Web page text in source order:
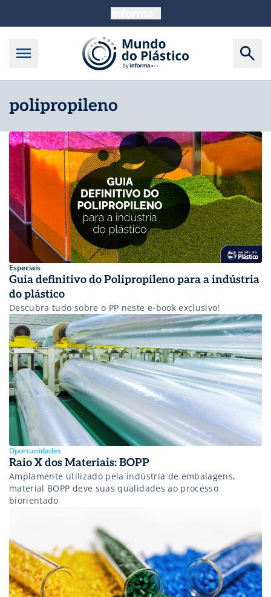
polipropileno
Especiais
Guia definitivo do Polipropileno para a indústria
do plástico
Descubra tudo sobre o PP neste e-book exclusivo!
Oportunidades
Raio X dos Materiais: BOPP
Amplamente utilizado pela indústria de embalagens,
material BOPP deve suas qualidades ao processo
biorientado